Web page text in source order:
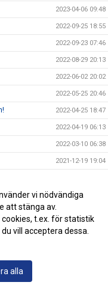
2023-04-06 09:48
2022-09-25 18:55
2022-09-23 07:46
2022-08-29 20:13
2022-06-02 20:02
2022-05-25 20:46
2022-04-25 18:47
2022-04-19 06:13
2022-03-10 06:38
2021-12-19 19:04
2021-03-14 13:30
2021-02-17 13:32
vi nödvändiga
att stänga av.
t.ex. för statistik
vill acceptera dessa.
alla